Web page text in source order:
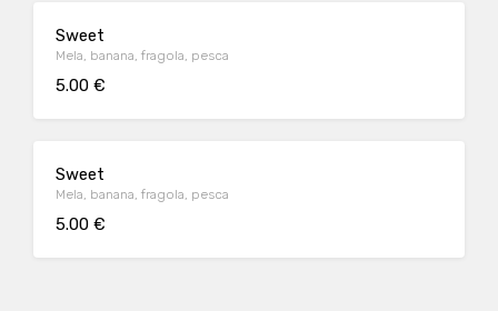
Sweet
Mela, banana, fragola, pesca
5.00 €
Sweet
Mela, banana, fragola, pesca
5.00 €